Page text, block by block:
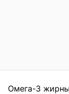
Омега-3